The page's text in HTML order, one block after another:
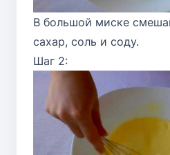
В большой миске
сахар, соль и соду.
Шаг 2: